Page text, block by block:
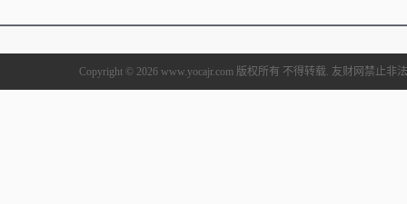
Copyright © 2026 www.yocajr.com 版权所有 不得转载. 友财网禁止非